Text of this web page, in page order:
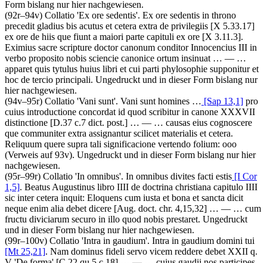
Form bislang nur hier nachgewiesen.
(92r–94v) Collatio 'Ex ore sedentis'. Ex ore sedentis in throno
precedit gladius bis acutus et cetera extra de privilegiis [X 5.33.17]
ex ore de hiis que fiunt a maiori parte capituli ex ore [X 3.11.3].
Eximius sacre scripture doctor canonum conditor Innocencius III in
verbo proposito nobis sciencie canonice ortum insinuat … — …
apparet quis tytulus huius libri et cui parti phylosophie supponitur et
hoc de tercio principali. Ungedruckt und in dieser Form bislang nur
hier nachgewiesen.
(94v–95r) Collatio 'Vani sunt'. Vani sunt homines … [Sap 13,1] pro
cuius introductione concordat id quod scribitur in canone XXXVII
distinctione [D.37 c.7 dict. post.] … — … causas eius cognoscere
que communiter extra assignantur scilicet materialis et cetera.
Reliquum quere supra tali significacione vertendo folium: ooo
(Verweis auf 93v). Ungedruckt und in dieser Form bislang nur hier
nachgewiesen.
(95r–99r) Collatio 'In omnibus'. In omnibus divites facti estis [I Cor
1,5]. Beatus Augustinus libro IIII de doctrina christiana capitulo IIII
sic inter cetera inquit: Eloquens cum iusta et bona et sancta dicit
neque enim alia debet dicere [Aug. doct. chr. 4,15,32] … — … cum
fructu diviciarum securo in illo quod nobis prestaret. Ungedruckt
und in dieser Form bislang nur hier nachgewiesen.
(99r–100v) Collatio 'Intra in gaudium'. Intra in gaudium domini tui
[Mt 25,21]. Nam dominus fideli servo vicem reddere debet XXII q.